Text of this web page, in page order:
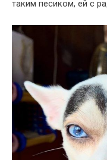
таким песиком, ей с